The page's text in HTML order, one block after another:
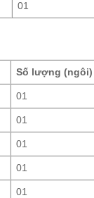
01
Số lượng (ngôi)
01
01
01
01
01